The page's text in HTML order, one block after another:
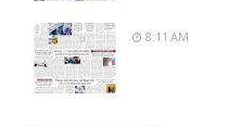
8:11 AM